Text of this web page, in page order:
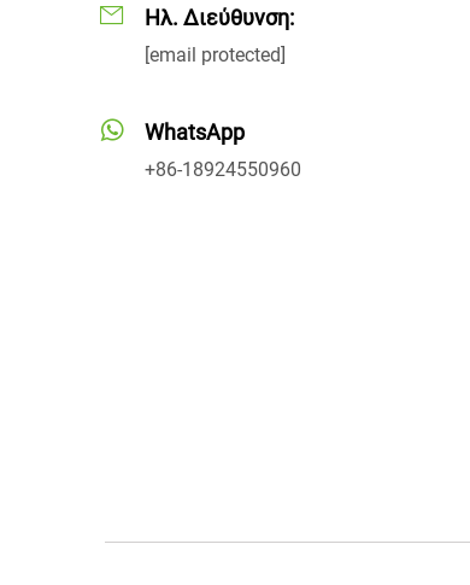
Ηλ. Διεύθυνση:
[email protected]
WhatsApp
+86-18924550960